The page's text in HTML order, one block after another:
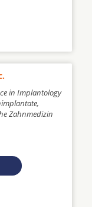
in Implantology
Zahnmedizin